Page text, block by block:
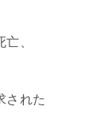
、
された